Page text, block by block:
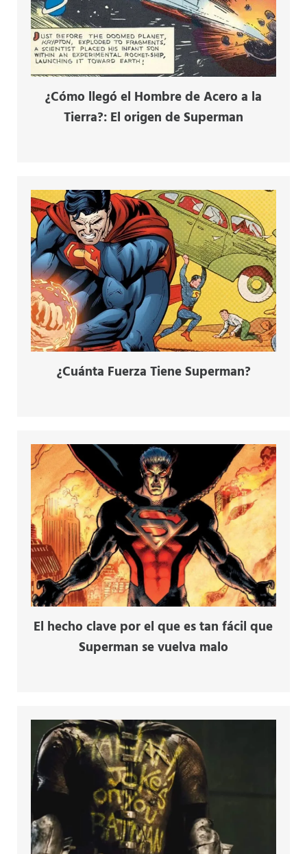
¿Cómo llegó el Hombre de Acero a la
Tierra?: El origen de Superman
¿Cuánta Fuerza Tiene Superman?
El hecho clave por el que es tan fácil que
Superman se vuelva malo